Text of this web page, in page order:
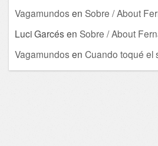
Vagamundos en Sobre / About
Luci Garcés en Sobre / About
Vagamundos en Cuando toqué el